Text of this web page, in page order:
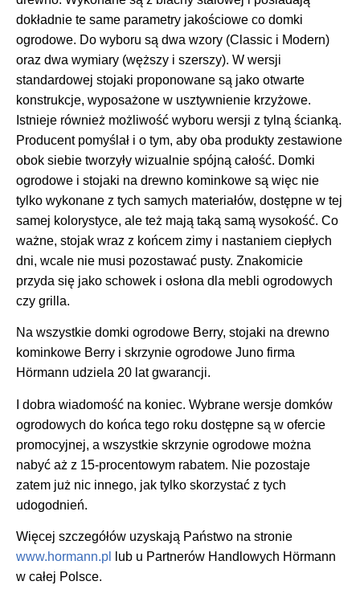
dokładnie te same parametry jakościowe co domki
ogrodowe. Do wyboru są dwa wzory (Classic i Modern)
oraz dwa wymiary (węższy i szerszy). W wersji
standardowej stojaki proponowane są jako otwarte
konstrukcje, wyposażone w usztywnienie krzyżowe.
Istnieje również możliwość wyboru wersji z tylną ścianką.
Producent pomyślał i o tym, aby oba produkty zestawione
obok siebie tworzyły wizualnie spójną całość. Domki
ogrodowe i stojaki na drewno kominkowe są więc nie
tylko wykonane z tych samych materiałów, dostępne w tej
samej kolorystyce, ale też mają taką samą wysokość. Co
ważne, stojak wraz z końcem zimy i nastaniem ciepłych
dni, wcale nie musi pozostawać pusty. Znakomicie
przyda się jako schowek i osłona dla mebli ogrodowych
czy grilla.
Na wszystkie domki ogrodowe Berry, stojaki na drewno
kominkowe Berry i skrzynie ogrodowe Juno firma
Hörmann udziela 20 lat gwarancji.
I dobra wiadomość na koniec. Wybrane wersje domków
ogrodowych do końca tego roku dostępne są w ofercie
promocyjnej, a wszystkie skrzynie ogrodowe można
nabyć aż z 15-procentowym rabatem. Nie pozostaje
zatem już nic innego, jak tylko skorzystać z tych
udogodnień.
Więcej szczegółów uzyskają Państwo na stronie
www.hormann.pl
lub u Partnerów Handlowych Hörmann
w całej Polsce.